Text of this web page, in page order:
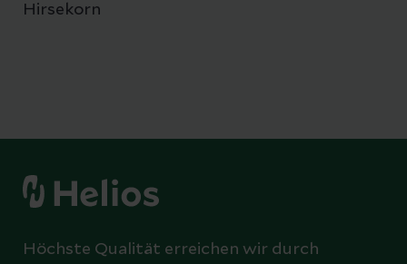
Hirsekorn
Höchste Qualität erreichen wir durch